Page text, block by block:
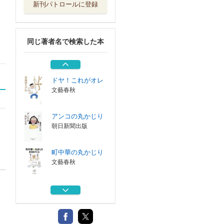
新刊パトロールに登録
同じ著者名で検索した本
ショージ君の老い
大和書房
あれも食いたいこ
れも食いたい丸...
朝日新聞出版
ドヤ！これがオレ
文藝春秋
アンコの丸かじり
朝日新聞出版
町中華の丸かじり
文藝春秋
ショージ君の老い
大和書房